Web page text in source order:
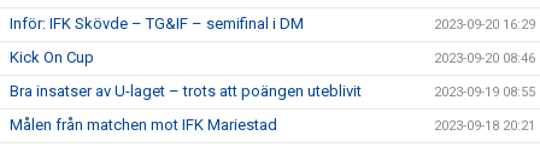
Inför: IFK Skövde – TG&IF – semifinal i DM 2023-09-20 16:29
Kick On Cup 2023-09-20 08:46
Bra insatser av U-laget – trots att poängen uteblivit 2023-09-19 08:55
Målen från matchen mot IFK Mariestad 2023-09-18 20:21